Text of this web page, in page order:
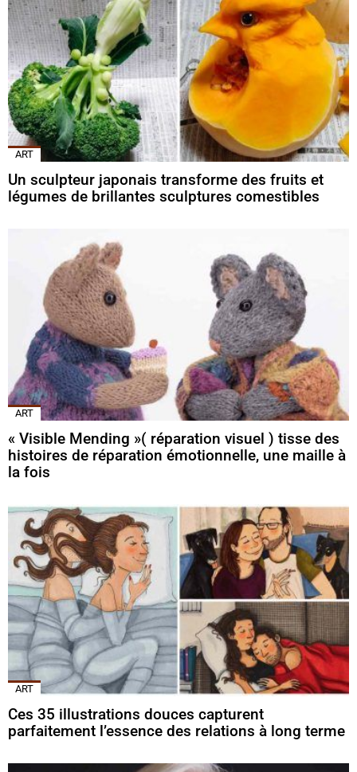
ART
Un sculpteur japonais transforme des fruits et
légumes de brillantes sculptures comestibles
ART
« Visible Mending »( réparation visuel ) tisse des
histoires de réparation émotionnelle, une maille à
la fois
ART
Ces 35 illustrations douces capturent
parfaitement l’essence des relations à long terme